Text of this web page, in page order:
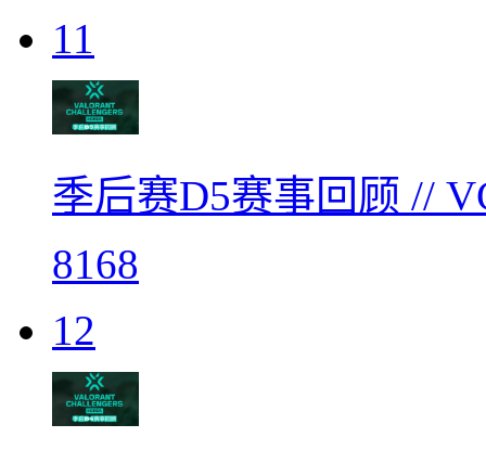
11
季后赛D5赛事回顾 //
8168
12